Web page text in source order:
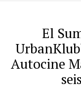
El
Autocine